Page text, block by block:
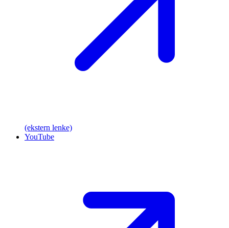
(ekstern lenke)
YouTube